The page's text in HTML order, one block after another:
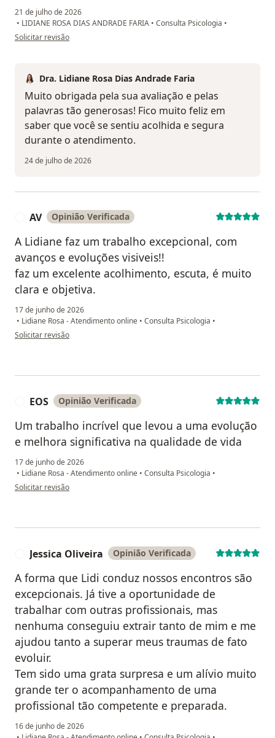
21 de julho de 2026
• LIDIANE ROSA DIAS ANDRADE FARIA • Consulta Psicologia •
na opinião do utilizador Jaqueline
Solicitar revisão
Dra. Lidiane Rosa Dias Andrade Faria
Muito obrigada pela sua avaliação e pelas
palavras tão generosas! Fico muito feliz em
saber que você se sentiu acolhida e segura
durante o atendimento.
24 de julho de 2026
AV Opinião Verificada
A Lidiane faz um trabalho excepcional, com
avanços e evoluções visiveis!!
faz um excelente acolhimento, escuta, é muito
clara e objetiva.
17 de junho de 2026
• Lidiane Rosa - Atendimento online • Consulta Psicologia •
na opinião do utilizador AV
Solicitar revisão
EOS Opinião Verificada
Um trabalho incrível que levou a uma evolução
e melhora significativa na qualidade de vida
17 de junho de 2026
• Lidiane Rosa - Atendimento online • Consulta Psicologia •
na opinião do utilizador EOS
Solicitar revisão
Jessica Oliveira Opinião Verificada
A forma que Lidi conduz nossos encontros são
excepcionais. Já tive a oportunidade de
trabalhar com outras profissionais, mas
nenhuma conseguiu extrair tanto de mim e me
ajudou tanto a superar meus traumas de fato
evoluir.
Tem sido uma grata surpresa e um alívio muito
grande ter o acompanhamento de uma
profissional tão competente e preparada.
16 de junho de 2026